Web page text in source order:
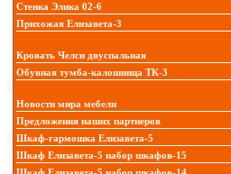
Стенка Элика 02-6
Прихожая Елизавета-3
Кровать Челси двуспальная
Обувная тумба-калошница ТК-3
Новости мира мебели
Предложения наших партнеров
Шкаф-гармошка Елизавета-5
Шкаф Елизавета-5 набор шкафов-15